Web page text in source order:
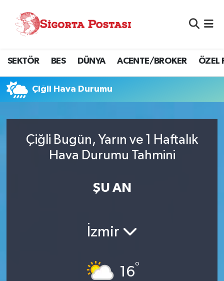
SEKTÖR BES DÜNYA ACENTE/BROKER ÖZEL
Çiğli Hava Durumu
Çiğli Bugün, Yarın ve 1 Haftalık
Hava Durumu Tahmini
ŞU AN
İzmir
16°
Nöbetçi Eczaneler
Hava Durumu
Namaz Vakitleri
Süper Lig Puan Durumu ve Fikstür
Son Dakika Haberleri